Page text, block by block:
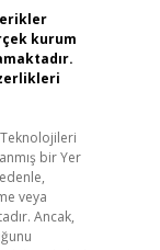
kurum
Teknolojileri
bir Yer
veya
Ancak,